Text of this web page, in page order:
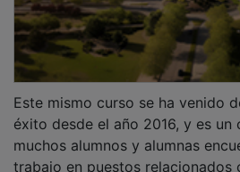
éxito desde el año 2016, y es un
muchos alumnos y alumnas
trabajo en puestos relacionados